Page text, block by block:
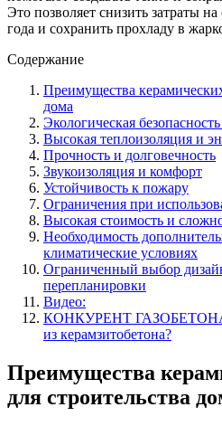
Это позволяет снизить затраты
года и сохранить прохладу в
Содержание
Преимущества
дома
Экологическая
Высокая теплоизоляция и
Прочность и долговечность
Звукоизоляция и комфорт
Устойчивость к пожару
Ограничения при
Высокая стоимость и
Необходимость
климатические условиях
Ограниченный выбор
перепланировки
Видео:
КОНКУРЕНТ
из керамзитобетона?
Преимущества
для строительства